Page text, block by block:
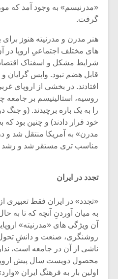
«مدرنیسم» به وجود آمد که
گرفت.
هنر مدرن و مدرنیته هنوز
های مختلف اجتماعیِ اروپا
شرایط مشکل و اسفناک
قابل هضم نبود. واپس
افتادند. در بخشی از اروپای
روسیه، استالینیسم بر جامعه
را به یک باره برچیدند. (و جنگ
خود قرار دادند) و چنین بود
مدرن» به آمریکا منتقل شد و
مناسب تری مستقر شد و رشد
تجدد در ایران
«تجدد» در ایران فقط تعبیری
به میان آوردنِ آنچه که تا به
آن ویژگی های «مدرنیته»
روشنگری، صنعت و دانشِ تحول
ناشی از آن در جامعه است،
محصول دویست سال پیش اروپا
اولین بار به فرهنگ ایران